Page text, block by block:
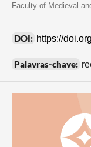
Faculty of Medieval
DOI: https://
Palavras-chave: